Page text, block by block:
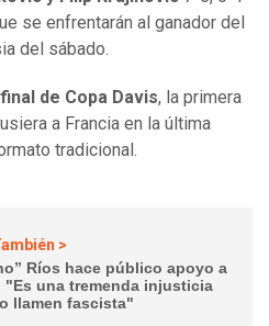
se enfrentarán al ganador del
del sábado.
de Copa Davis, la primera
a Francia en la última
tradicional.
>
Ríos hace público apoyo a
"Es una tremenda injusticia
llamen fascista"